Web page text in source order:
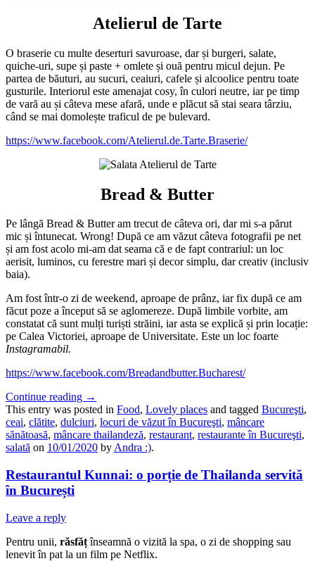
Atelierul de Tarte
O braserie cu multe deserturi savuroase, dar și burgeri, salate,
quiche-uri, supe și paste + omlete și ouă pentru micul dejun. Pe
partea de băuturi, au sucuri, ceaiuri, cafele și alcoolice pentru toate
gusturile. Interiorul este amenajat cosy, în culori neutre, iar pe timp
de vară au și câteva mese afară, unde e plăcut să stai seara târziu,
când se mai domolește traficul de pe bulevard.
https://www.facebook.com/Atelierul.de.Tarte.Braserie/
Bread & Butter
Pe lângă Bread & Butter am trecut de câteva ori, dar mi s-a părut
mic și întunecat. Wrong! După ce am văzut câteva fotografii pe net
și am fost acolo mi-am dat seama că e de fapt contrariul: un loc
aerisit, luminos, cu ferestre mari și decor simplu, dar creativ (inclusiv
baia).
Am fost într-o zi de weekend, aproape de prânz, iar fix după ce am
făcut poze a început să se aglomereze. După limbile vorbite, am
constatat că sunt mulți turiști străini, iar asta se explică și prin locație:
pe Calea Victoriei, aproape de Universitate. Este un loc foarte
Instagramabil.
https://www.facebook.com/Breadandbutter.Bucharest/
Continue reading →
This entry was posted in Food, Lovely places and tagged Bucureşti,
ceai, clătite, dulciuri, locuri de văzut în Bucureşti, mâncare
sănătoasă, mâncare thailandeză, restaurant, restaurante în Bucureşti,
salată on 10/01/2020 byAndra :).
Restaurantul Kunnai: o porție de Thailanda servită
în București
Leave a reply
Pentru unii, răsfățînseamnă o vizită la spa, o zi de shopping sau
lenevit în pat la un film pe Netflix.